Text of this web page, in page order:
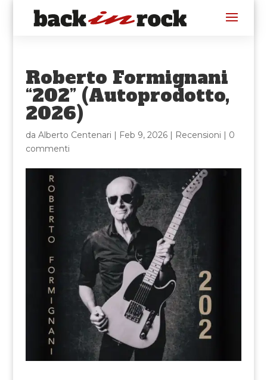
Roberto Formignani
“202” (Autoprodotto,
2026)
da Alberto Centenari | Feb 9, 2026| Recensioni | 0
commenti